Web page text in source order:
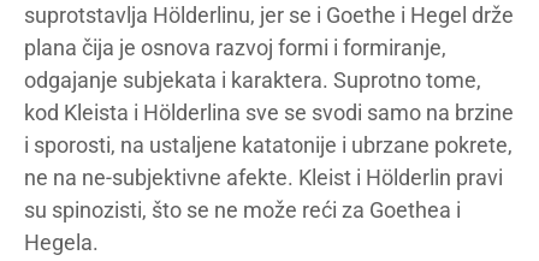
suprotstavlja Hölderlinu, jer se i Goethe i Hegel drže
plana čija je osnova razvoj formi i formiranje,
odgajanje subjekata i karaktera. Suprotno tome,
kod Kleista i Hölderlina sve se svodi samo na brzine
i sporosti, na ustaljene katatonije i ubrzane pokrete,
ne na ne-subjektivne afekte. Kleist i Hölderlin pravi
su spinozisti, što se ne može reći za Goethea i
Hegela.